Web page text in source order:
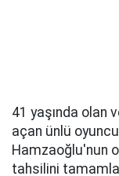
41 yaşında olan
açan ünlü
Hamzaoğlu'nun
tahsilini